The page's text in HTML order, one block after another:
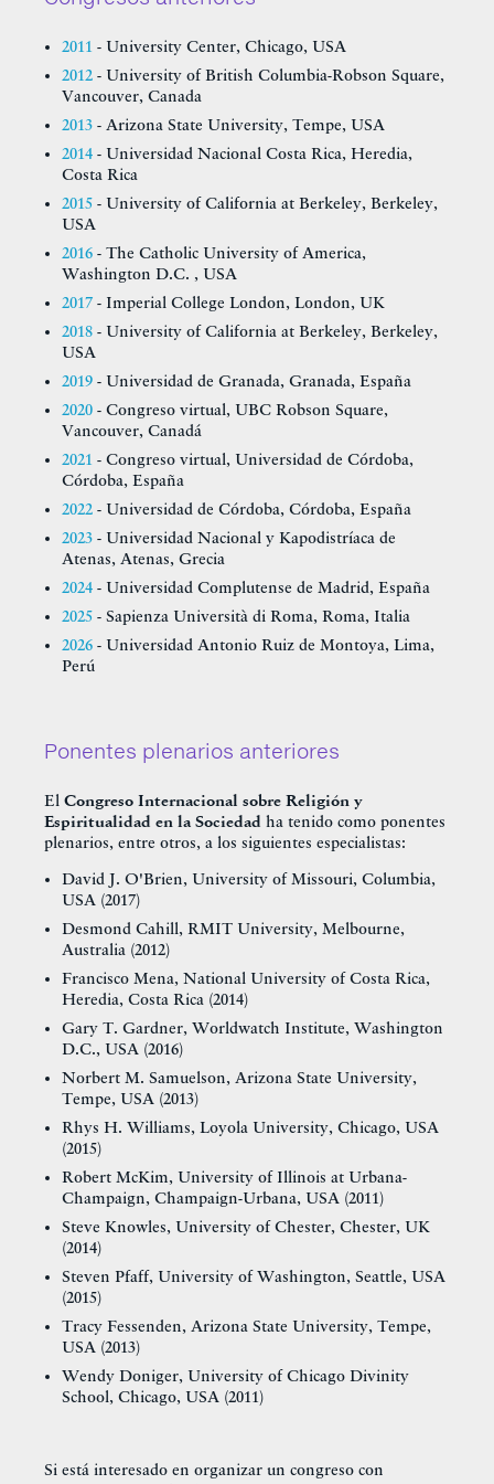
2011 - University Center, Chicago, USA
2012- University of British Columbia-Robson Square,
Vancouver, Canada
2013- Arizona State University, Tempe, USA
2014- Universidad Nacional Costa Rica, Heredia,
Costa Rica
2015- University of California at Berkeley, Berkeley,
USA
2016- The Catholic University of America,
Washington D.C. , USA
2017- Imperial College London, London, UK
2018- University of California at Berkeley, Berkeley,
USA
2019- Universidad de Granada, Granada, España
2020- Congreso virtual, UBC Robson Square,
Vancouver, Canadá
2021 - Congreso virtual, Universidad de Córdoba,
Córdoba, España
2022- Universidad de Córdoba, Córdoba, España
2023- Universidad Nacional y Kapodistríaca de
Atenas, Atenas, Grecia
2024- Universidad Complutense de Madrid, España
2025- Sapienza Università di Roma, Roma, Italia
2026- Universidad Antonio Ruiz de Montoya, Lima,
Perú
Ponentes plenarios anteriores
El Congreso Internacional sobre Religión y
Espiritualidad en la Sociedad ha tenido como ponentes
plenarios, entre otros, a los siguientes especialistas:
David J. O'Brien, University of Missouri, Columbia,
USA (2017)
Desmond Cahill, RMIT University, Melbourne,
Australia (2012)
Francisco Mena, National University of Costa Rica,
Heredia, Costa Rica (2014)
Gary T. Gardner, Worldwatch Institute, Washington
D.C., USA (2016)
Norbert M. Samuelson, Arizona State University,
Tempe, USA (2013)
Rhys H. Williams, Loyola University, Chicago, USA
(2015)
Robert McKim, University of Illinois at Urbana-
Champaign, Champaign-Urbana, USA (2011)
Steve Knowles, University of Chester, Chester, UK
(2014)
Steven Pfaff, University of Washington, Seattle, USA
(2015)
Tracy Fessenden, Arizona State University, Tempe,
USA (2013)
Wendy Doniger, University of Chicago Divinity
School, Chicago, USA (2011)
Si está interesado en organizar un congreso con